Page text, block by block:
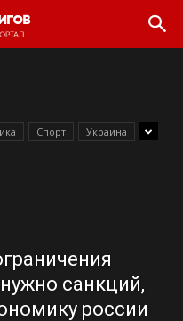
Спорт Украина
санкций,
россии